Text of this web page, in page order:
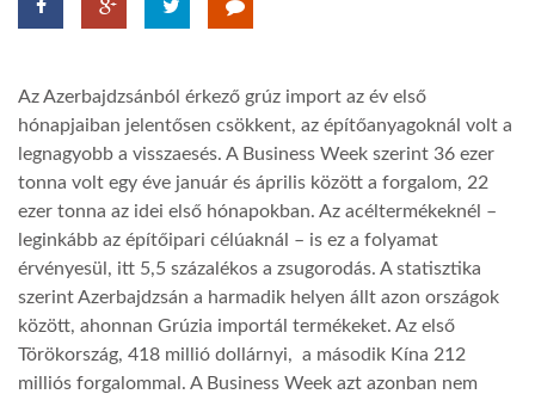
AFRIKA TUDÁSTÁR
LINKTR.EE
GLOBOZSARU
Az Azerbajdzsánból érkező grúz import az év első
hónapjaiban jelentősen csökkent, az építőanyagoknál volt a
legnagyobb a visszaesés. A Business Week szerint 36 ezer
tonna volt egy éve január és április között a forgalom, 22
ezer tonna az idei első hónapokban. Az acéltermékeknél –
leginkább az építőipari célúaknál – is ez a folyamat
érvényesül, itt 5,5 százalékos a zsugorodás. A statisztika
szerint Azerbajdzsán a harmadik helyen állt azon országok
között, ahonnan Grúzia importál termékeket. Az első
Törökország, 418 millió dollárnyi, a második Kína 212
milliós forgalommal. A Business Week azt azonban nem